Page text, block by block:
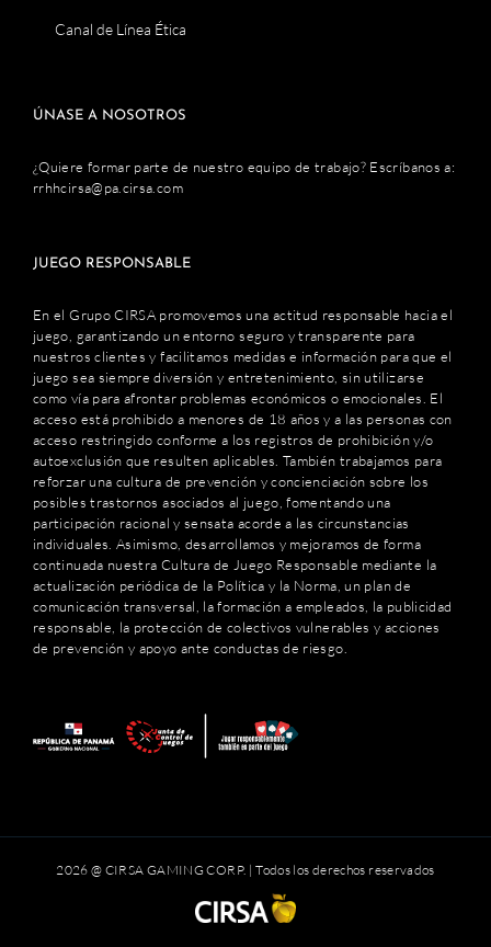
Canal de Línea Ética
ÚNASE A NOSOTROS
¿Quiere formar parte de nuestro equipo de trabajo? Escríbanos a:
rrhhcirsa@pa.cirsa.com
JUEGO RESPONSABLE
En el Grupo CIRSA promovemos una actitud responsable hacia el
juego, garantizando un entorno seguro y transparente para
nuestros clientes y facilitamos medidas e información para que el
juego sea siempre diversión y entretenimiento, sin utilizarse
como vía para afrontar problemas económicos o emocionales. El
acceso está prohibido a menores de 18 años y a las personas con
acceso restringido conforme a los registros de prohibición y/o
autoexclusión que resulten aplicables. También trabajamos para
reforzar una cultura de prevención y concienciación sobre los
posibles trastornos asociados al juego, fomentando una
participación racional y sensata acorde a las circunstancias
individuales. Asimismo, desarrollamos y mejoramos de forma
continuada nuestra Cultura de Juego Responsable mediante la
actualización periódica de la Política y la Norma, un plan de
comunicación transversal, la formación a empleados, la publicidad
responsable, la protección de colectivos vulnerables y acciones
de prevención y apoyo ante conductas de riesgo.
2026 @ CIRSA GAMING CORP. | Todos los derechos reservados